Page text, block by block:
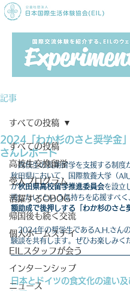
記事
すべての投稿
高校生交換留学
受入プログラム
活躍するOBOG
帰国後も続く交流
個人ホームステイ
EILスタッフが会う
インターンシップ
ニュース
すべての投稿
2024「わか杉のさと奨学金
さんレポート
高校生の長期留学を支援する制度
秋田県において、国際教養大学（
が秋田県高校留学推進委員会を設立
戦したい”という気持ちを応援すべく
額助成で後押しする「わか杉のさと
2024年の奨学生であるA.H.さんの
験談を共有します。 ぜひお楽しみく
日本とドイツの食文化の違い